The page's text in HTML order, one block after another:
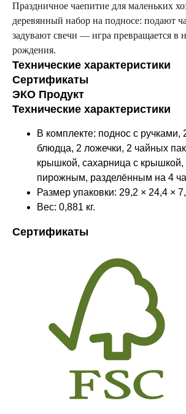
Праздничное чаепитие для маленьких
деревянный набор на подносе: подают
задувают свечи — игра превращается в
рождения.
Технические характеристики
Сертификаты
ЭКО Продукт
Технические характеристики
В комплекте: поднос с ручками,
блюдца, 2 ложечки, 2 чайных
крышкой, сахарница с крышкой,
пирожным, разделённым на 4
Размер упаковки: 29,2 × 24,4 ×
Вес: 0,881 кг.
Сертификаты
Оставайтесь в курсе новостей и
узнавайте первыми о наших